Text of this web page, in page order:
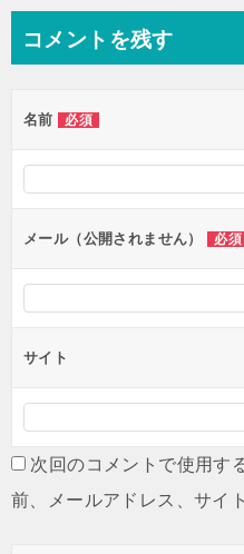
ビ
ー
シ
ン
コメントを残す
名前 必須
メール（公開されません） 必須
サイト
次回のコメントで使用す
前、メールアドレス、サイ